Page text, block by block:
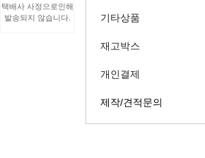
택배사 사정으로인해
발송되지 않습니다.
기타상품
재고박스
개인결제
제작/견적문의